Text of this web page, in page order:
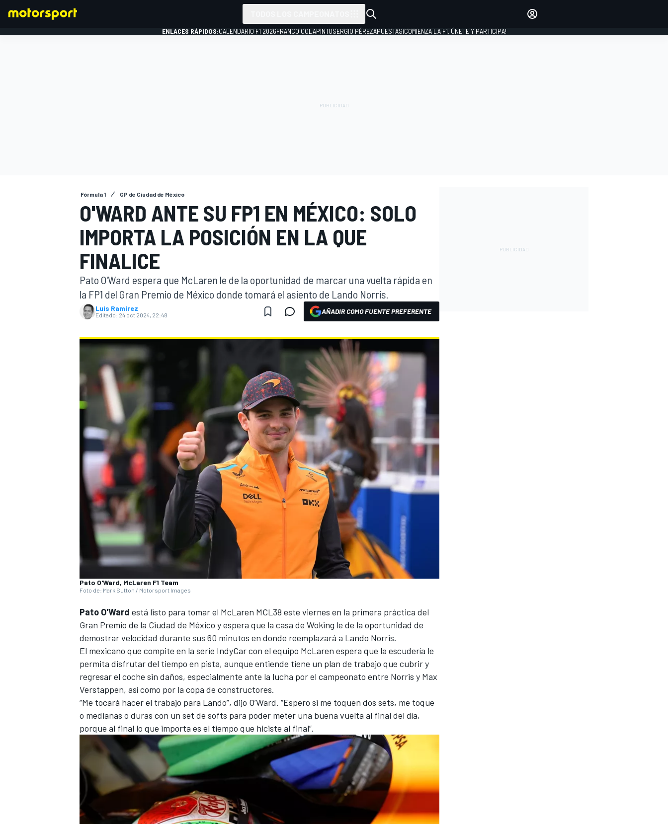
INDYCAR
MOTOGP
NASCAR CUP
FÓRMULA E
INICIAR SESIÓN
ENLACES RÁPIDOS:CALENDARIO F1 2026FRANCO COLAPINTOSERGIO PÉREZAPUESTAS¡COMIENZA LA F1, ÚNETE Y PARTICIPA!
Fórmula 1 GP de Ciudad de México
O'WARD ANTE SU FP1 EN MÉXICO: SOLO
IMPORTA LA POSICIÓN EN LA QUE
FINALICE
Pato O'Ward espera que McLaren le de la oportunidad de marcar una vuelta rápida en
la FP1 del Gran Premio de México donde tomará el asiento de Lando Norris.
Luis Ramírez
Editado: 24 oct 2024, 22:48 AÑADIR COMO FUENTE PREFERENTE
Pato O'Ward, McLaren F1 Team
Foto de: Mark Sutton / Motorsport Images
Pato O'Ward está listo para tomar el McLaren MCL38 este viernes en la primera práctica del
Gran Premio de la Ciudad de México y espera que la casa de Woking le de la oportunidad de
demostrar velocidad durante sus 60 minutos en donde reemplazará a Lando Norris.
El mexicano que compite en la serie IndyCar con el equipo McLaren espera que la escudería le
permita disfrutar del tiempo en pista, aunque entiende tiene un plan de trabajo que cubrir y
regresar el coche sin daños, especialmente ante la lucha por el campeonato entre Norris y Max
Verstappen, así como por la copa de constructores.
“Me tocará hacer el trabajo para Lando”, dijo O’Ward. “Espero si me toquen dos sets, me toque
o medianas o duras con un set de softs para poder meter una buena vuelta al final del día,
porque al final lo que importa es el tiempo que hiciste al final”.